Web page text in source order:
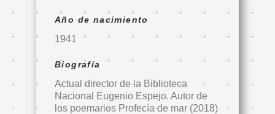
Año de nacimiento
1941
Biografía
Actual director de la Biblioteca
Nacional Eugenio Espejo. Autor de
los poemarios Profecía de mar (2018)